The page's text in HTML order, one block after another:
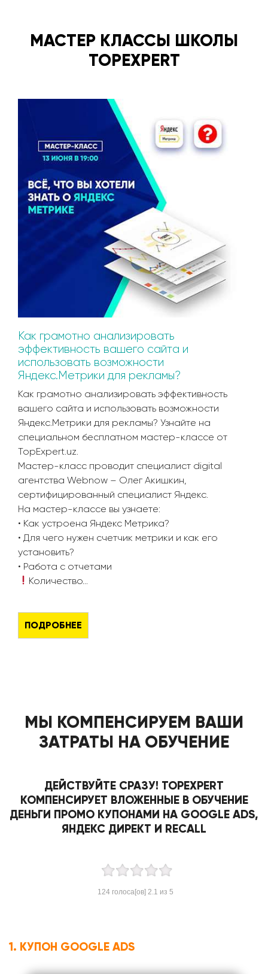
МАСТЕР КЛАССЫ ШКОЛЫ
TOPEXPERT
Как грамотно анализировать
эффективность вашего сайта и
использовать возможности
Яндекс.Метрики для рекламы?
Как грамотно анализировать эффективность
вашего сайта и использовать возможности
Яндекс.Метрики для рекламы? Узнайте на
специальном бесплатном мастер-классе от
TopExpert.uz.
Мастер-класс проводит специалист digital
агентства Webnow – Олег Акишкин,
сертифицированный специалист Яндекс.
На мастер-классе вы узнаете:
• Как устроена Яндекс Метрика?
• Для чего нужен счетчик метрики и как его
установить?
• Работа с отчетами
Количество…
ПОДРОБНЕЕ
МЫ КОМПЕНСИРУЕМ ВАШИ
ЗАТРАТЫ НА ОБУЧЕНИЕ
ДЕЙСТВУЙТЕ СРАЗУ! TOPEXPERT
КОМПЕНСИРУЕТ ВЛОЖЕННЫЕ В ОБУЧЕНИЕ
ДЕНЬГИ ПРОМО КУПОНАМИ НА GOOGLE ADS,
ЯНДЕКС ДИРЕКТ И RECALL
124голоса[ов] 2.1 из 5
1. КУПОН GOOGLE ADS